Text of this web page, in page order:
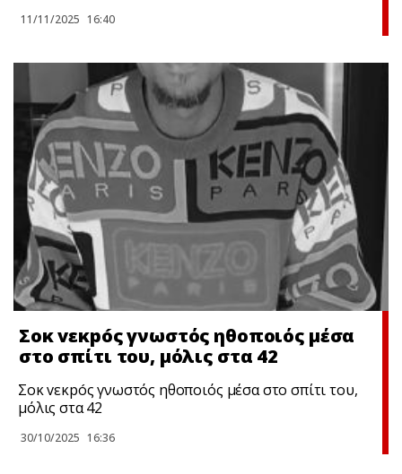
11/11/2025 16:40
Σoκ vεκpóς γνωστός ηθοποιός μέσα
στο σπίτι του, μόλις στα 42
Σoκ vεκpóς γνωστός ηθοποιός μέσα στο σπίτι του,
μόλις στα 42
30/10/2025 16:36